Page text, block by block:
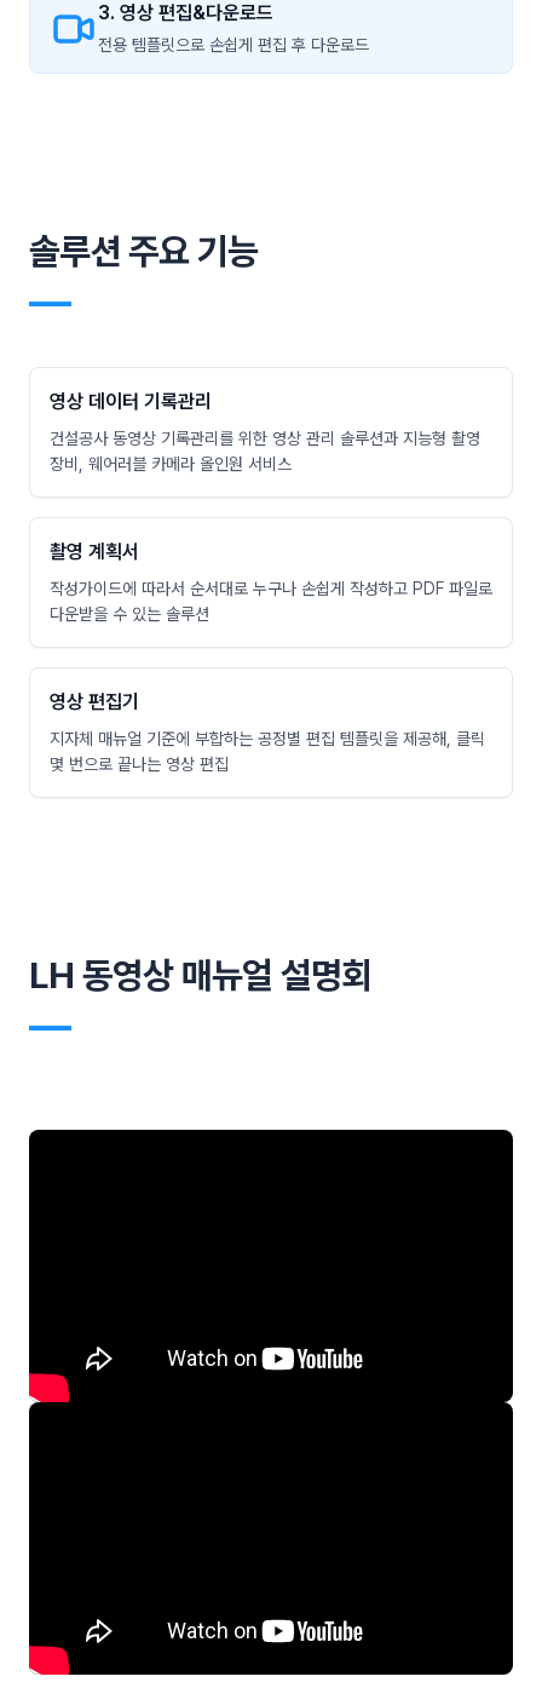
3. 영상 편집&다운로드
전용 템플릿으로 손쉽게 편집 후 다운로드
솔루션 주요 기능
―
영상 데이터 기록관리
건설공사 동영상 기록관리를 위한 영상 관리 솔루션과 지능형 촬영
장비, 웨어러블 카메라 올인원 서비스
촬영 계획서
작성가이드에 따라서 순서대로 누구나 손쉽게 작성하고 PDF 파일로
다운받을 수 있는 솔루션
영상 편집기
지자체 매뉴얼 기준에 부합하는 공정별 편집 템플릿을 제공해, 클릭
몇 번으로 끝나는 영상 편집
LH 동영상 매뉴얼 설명회
―